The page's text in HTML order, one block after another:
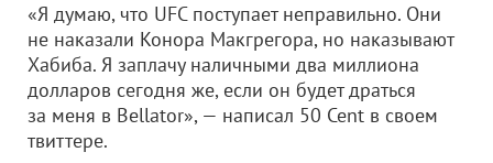
«Я думаю, что UFC поступает неправильно. Они
не наказали Конора Макгрегора, но наказывают
Хабиба. Я заплачу наличными два миллиона
долларов сегодня же, если он будет драться
за меня в Bellator», — написал 50 Cent в своем
твиттере.